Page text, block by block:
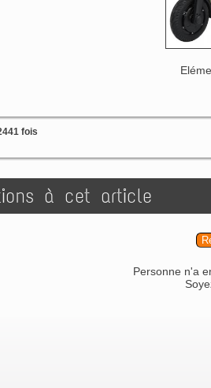
fois
à cet article
Personne n'a